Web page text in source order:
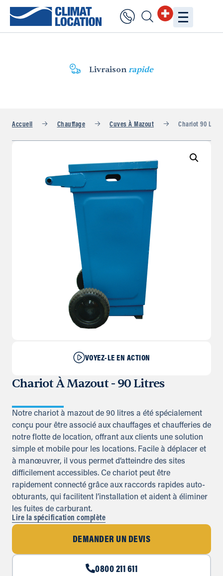
Livraisonrapide
Accueil Chauffage Cuves À Mazout Chariot 90 L
VOYEZ-LE EN ACTION
Chariot À Mazout - 90 Litres
Notre chariot à mazout de 90 litres a été spécialement
conçu pour être associé aux chauffages et chaufferies de
notre flotte de location, offrant aux clients une solution
simple et mobile pour les locations. Facile à déplacer et
à manœuvrer, il vous permet d’atteindre des sites
difficilement accessibles. Ce chariot peut être
rapidement connecté grâce aux raccords rapides auto-
obturants, qui facilitent l’installation et aident à éliminer
les fuites de carburant.
Lire la spécification complète
DEMANDER UN DEVIS
0800 211 611